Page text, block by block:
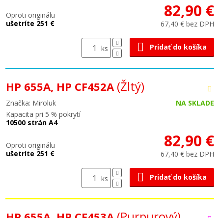
Oproti originálu
ušetríte 251 €
82,90 €
67,40 € bez DPH
ks Pridať do košíka
HP 655A, HP CF452A (Žltý)
Značka: Miroluk
NA SKLADE
Kapacita pri 5 % pokrytí
10500 strán A4
Oproti originálu
ušetríte 251 €
82,90 €
67,40 € bez DPH
ks Pridať do košíka